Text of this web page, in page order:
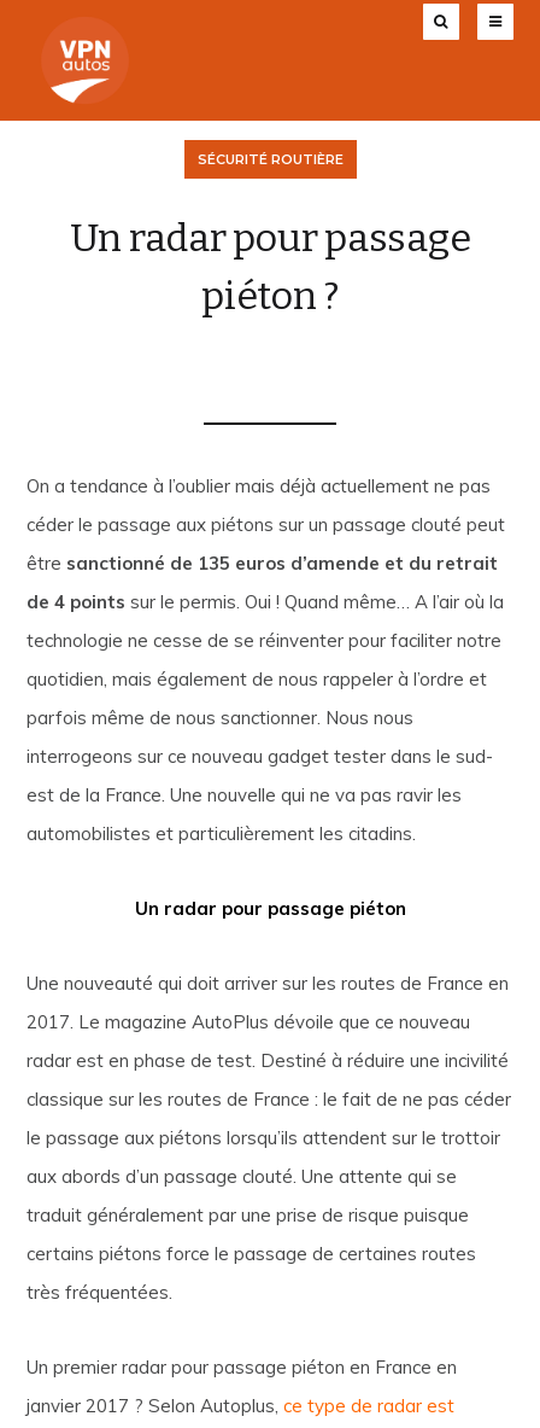
SÉCURITÉ ROUTIÈRE
Un radar pour passage
piéton ?
On a tendance à l’oublier mais déjà actuellement ne pas
céder le passage aux piétons sur un passage clouté peut
être sanctionné de 135 euros d’amende et du retrait
de 4 points sur le permis. Oui ! Quand même… A l’air où la
technologie ne cesse de se réinventer pour faciliter notre
quotidien, mais également de nous rappeler à l’ordre et
parfois même de nous sanctionner. Nous nous
interrogeons sur ce nouveau gadget tester dans le sud-
est de la France. Une nouvelle qui ne va pas ravir les
automobilistes et particulièrement les citadins.
Un radar pour passage piéton
Une nouveauté qui doit arriver sur les routes de France en
2017. Le magazine AutoPlus dévoile que ce nouveau
radar est en phase de test. Destiné à réduire une incivilité
classique sur les routes de France : le fait de ne pas céder
le passage aux piétons lorsqu’ils attendent sur le trottoir
aux abords d’un passage clouté. Une attente qui se
traduit généralement par une prise de risque puisque
certains piétons force le passage de certaines routes
très fréquentées.
Un premier radar pour passage piéton en France en
janvier 2017 ? Selon Autoplus,ce type de radar est